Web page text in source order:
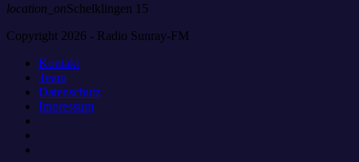
location_onSchelklingen 15
Copyright 2026 - Radio Sunray-FM
Kontakt
Team
Datenschutz
Impressum